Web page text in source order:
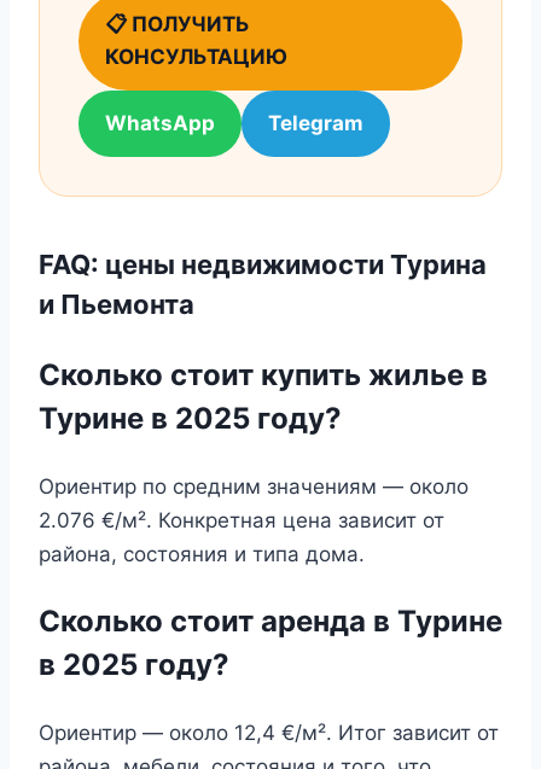
📋 ПОЛУЧИТЬ
КОНСУЛЬТАЦИЮ
WhatsApp Telegram
FAQ: цены недвижимости Турина
и Пьемонта
Сколько стоит купить жилье в
Турине в 2025 году?
Ориентир по средним значениям — около
2.076 €/м². Конкретная цена зависит от
района, состояния и типа дома.
Сколько стоит аренда в Турине
в 2025 году?
Ориентир — около 12,4 €/м². Итог зависит от